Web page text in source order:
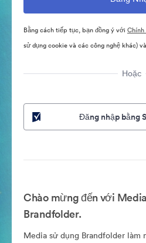
Bằng cách tiếp tục, bạn đồng ý với
sử dụng cookie và các công nghệ khác) và
Hoặc
Đăng nhập bằng
Chào mừng đến với
Brandfolder.
Media sử dụng Brandfolder làm